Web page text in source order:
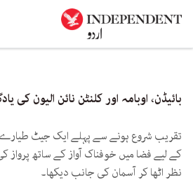
بائیڈن، اوبامہ اور کلنٹن نائن الیون کی
تقریب شروع ہونے سے پہلے ایک جیٹ
کے لیے فضا میں خوفناک آواز کے ساتھ
نظر اٹھا کر آسمان کی جانب دیکھا۔